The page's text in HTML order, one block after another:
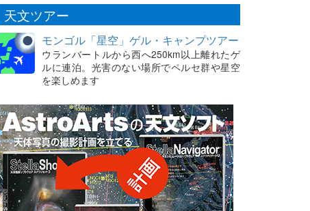
天文ツアー
モンゴル「星空」ゲル・キャンプツアー
ウランバートルから西へ250km以上離れたゲ
ルに連泊。光害のない場所でペルセ群や星空
を楽しめます